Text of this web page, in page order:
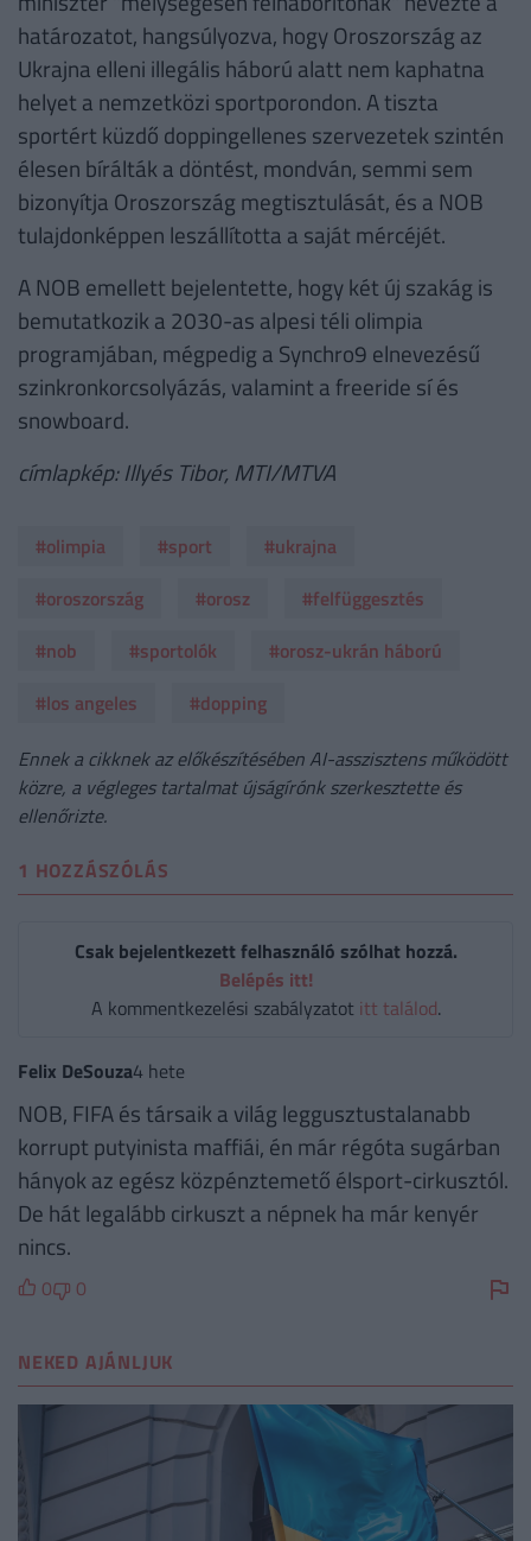
határozatot, hangsúlyozva, hogy Oroszország az
Ukrajna elleni illegális háború alatt nem kaphatna
helyet a nemzetközi sportporondon. A tiszta
sportért küzdő doppingellenes szervezetek szintén
élesen bírálták a döntést, mondván, semmi sem
bizonyítja Oroszország megtisztulását, és a NOB
tulajdonképpen leszállította a saját mércéjét.
A NOB emellett bejelentette, hogy két új szakág is
bemutatkozik a 2030-as alpesi téli olimpia
programjában, mégpedig a Synchro9 elnevezésű
szinkronkorcsolyázás, valamint a freeride sí és
snowboard.
címlapkép: Illyés Tibor, MTI/MTVA
#olimpia #sport
#ukrajna
#oroszország
#orosz
#felfüggesztés
#nob
#sportolók
#orosz-ukrán háború
#los angeles
#dopping
Ennek a cikknek az előkészítésében AI-asszisztens működött
közre, a végleges tartalmat újságírónk szerkesztette és
ellenőrizte.
1 HOZZÁSZÓLÁS
Csak bejelentkezett felhasználó szólhat hozzá.
Belépés itt!
A kommentkezelési szabályzatot itt találod.
Felix DeSouza4 hete
NOB, FIFA és társaik a világ leggusztustalanabb
korrupt putyinista maffiái, én már régóta sugárban
hányok az egész közpénztemető élsport-cirkusztól.
De hát legalább cirkuszt a népnek ha már kenyér
nincs.
0 0
NEKED AJÁNLJUK